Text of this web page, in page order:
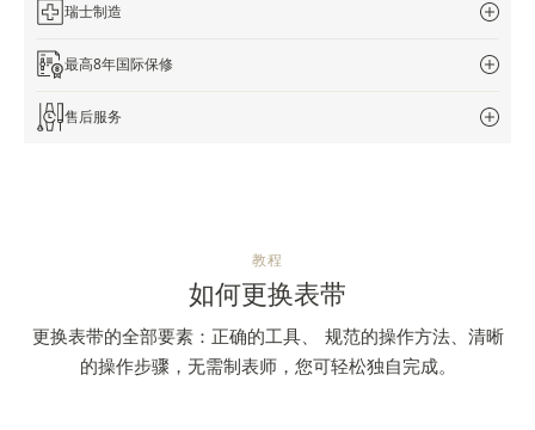
瑞士制造
最高8年国际保修
售后服务
教程
如何更换表带
更换表带的全部要素：正确的工具、 规范的操作方法、清晰
的操作步骤，无需制表师，您可轻松独自完成。